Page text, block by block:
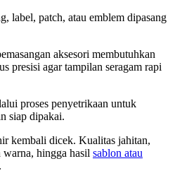
label, patch, atau emblem dipasang
aksesori membutuhkan
presisi agar tampilan seragam rapi
proses penyetrikaan untuk
siap dipakai.
kembali dicek. Kualitas jahitan,
warna, hingga hasil sablon atau